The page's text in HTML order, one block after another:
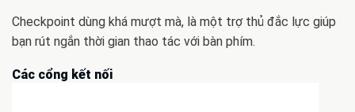
Checkpoint dùng khá mượt mà, là một trợ thủ đắc lực giúp
bạn rút ngắn thời gian thao tác với bàn phím.
Các cổng kết nối